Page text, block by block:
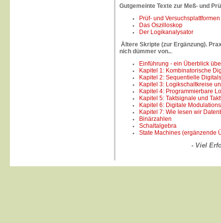
Gutgemeinte Texte zur Meß- und
Prüf- und Versuchsplattformen
Das Oszilloskop
Der Logikanalysator
Ältere Skripte (zur Ergänzung).
nich dümmer von...
Einführung - ein Überblick
Kapitel 1: Kombinatorische
Kapitel 2: Sequentielle
Kapitel 3: Logikschaltkreise
Kapitel 4: Programmierbare
Kapitel 5: Taktsignale und
Kapitel 6: Digitale
Kapitel 7: Wie lesen wir
Binärzahlen
Schaltalgebra
State Machines (ergänzende
- Viel